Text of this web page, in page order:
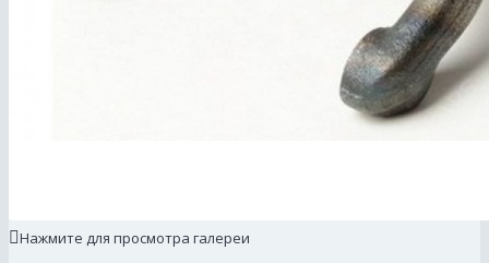
Нажмите для просмотра галереи